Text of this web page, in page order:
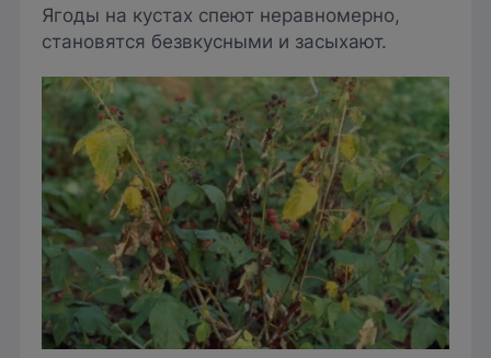
Ягоды на кустах спеют неравномерно,
становятся безвкусными и засыхают.